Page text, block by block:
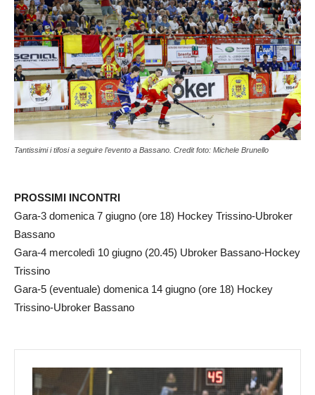
Tantissimi i tifosi a seguire l’evento a Bassano. Credit foto: Michele Brunello
PROSSIMI INCONTRI
Gara-3 domenica 7 giugno (ore 18) Hockey Trissino-Ubroker
Bassano
Gara-4 mercoledì 10 giugno (20.45) Ubroker Bassano-Hockey
Trissino
Gara-5 (eventuale) domenica 14 giugno (ore 18) Hockey
Trissino-Ubroker Bassano